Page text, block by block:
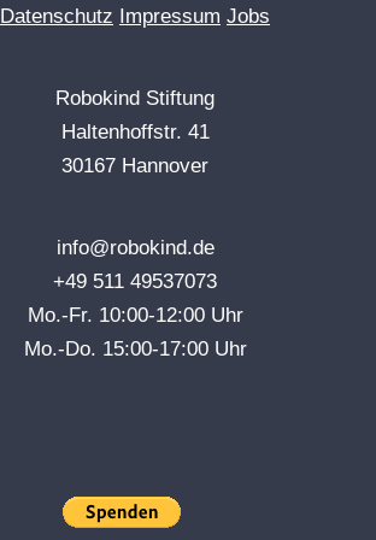
Datenschutz Impressum Jobs
Robokind Stiftung
Haltenhoffstr. 41
30167 Hannover
info@robokind.de
+49 511 49537073
Mo.-Fr. 10:00-12:00 Uhr
Mo.-Do. 15:00-17:00 Uhr